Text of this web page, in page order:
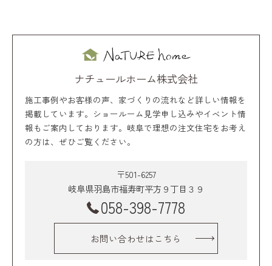
ナチュールホーム株式会社
施工事例やお客様の声、家づくりの流れなど詳しい情報を
掲載しています。ショールーム見学申し込みやイベント情
報もご案内しております。岐阜で理想の注文住宅をお考え
の方は、ぜひご覧ください。
〒501-6257
岐阜県羽島市福寿町平方９丁目３９
058-398-7778
お問い合わせはこちら